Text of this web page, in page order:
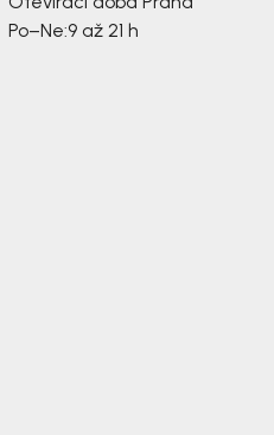
Po–Ne:9 až 21 h